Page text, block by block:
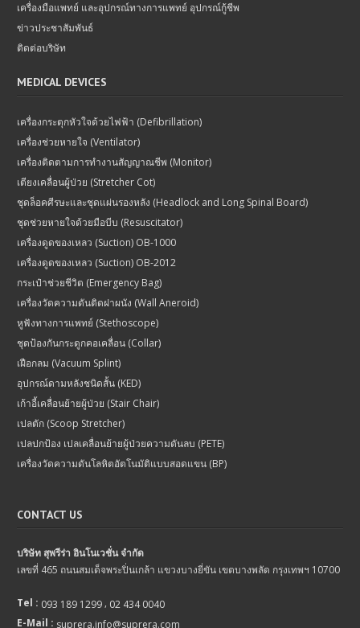
เครื่องมือแพทย์ และอุปกรณ์ทางการแพทย์ อุปกรณ์กู้ชีพ
ข่าวประชาสัมพันธ์
ติดต่อบริษัท
MEDICAL DEVICES
เครื่องกระตุกหัวใจด้วยไฟฟ้า (Defibrillation)
เครื่องช่วยหายใจ (Ventilator)
เครื่องติดตามการทำงานสัญญาณชีพ (Monitor)
เตียงเคลื่อนผู้ป่วย (Stretcher Cot)
ชุดล็อคศีรษะและชุดแผ่นรองหลัง (Headlock and Long Spinal Board)
ชุดช่วยหายใจด้วยมือบีบ (Resuscitator)
เครื่องดูดของเหลว (Suction) OB-1000
เครื่องดูดของเหลว (Suction) OB-2012
กระเป๋าช่วยชีวิต (Emergency Bag)
เครื่องวัดความดันติดฝาผนัง (Wall Aneroid)
หูฟังทางการแพทย์ (Stethoscope)
ชุดป้องกันกระดูกคอเคลื่อน (Collar)
เฝือกลม (Vacuum Splint)
อุปกรณ์ดามหลังชนิดสั้น (KED)
เก้าอี้เคลื่อนย้ายผู้ป่วย (Stair Chair)
เปลตัก (Scoop Stretcher)
เปลปกป้อง เปลเคลื่อนย้ายผู้ป่วยความดันลบ (PETE)
เครื่องวัดความดันโลหิตอัตโนมัติแบบสอดแขน (BP)
CONTACT US
บริษัท สุพรีร่า อินโนเวชั่น จำกัด
เลขที่ 465 ถนนสมเด็จพระปิ่นเกล้า แขวงบางยี่ขัน เขตบางพลัด กรุงเทพฯ 10700
Tel : 093 189 1299, 02 434 0040
E-Mail : suprera.info@suprera.com